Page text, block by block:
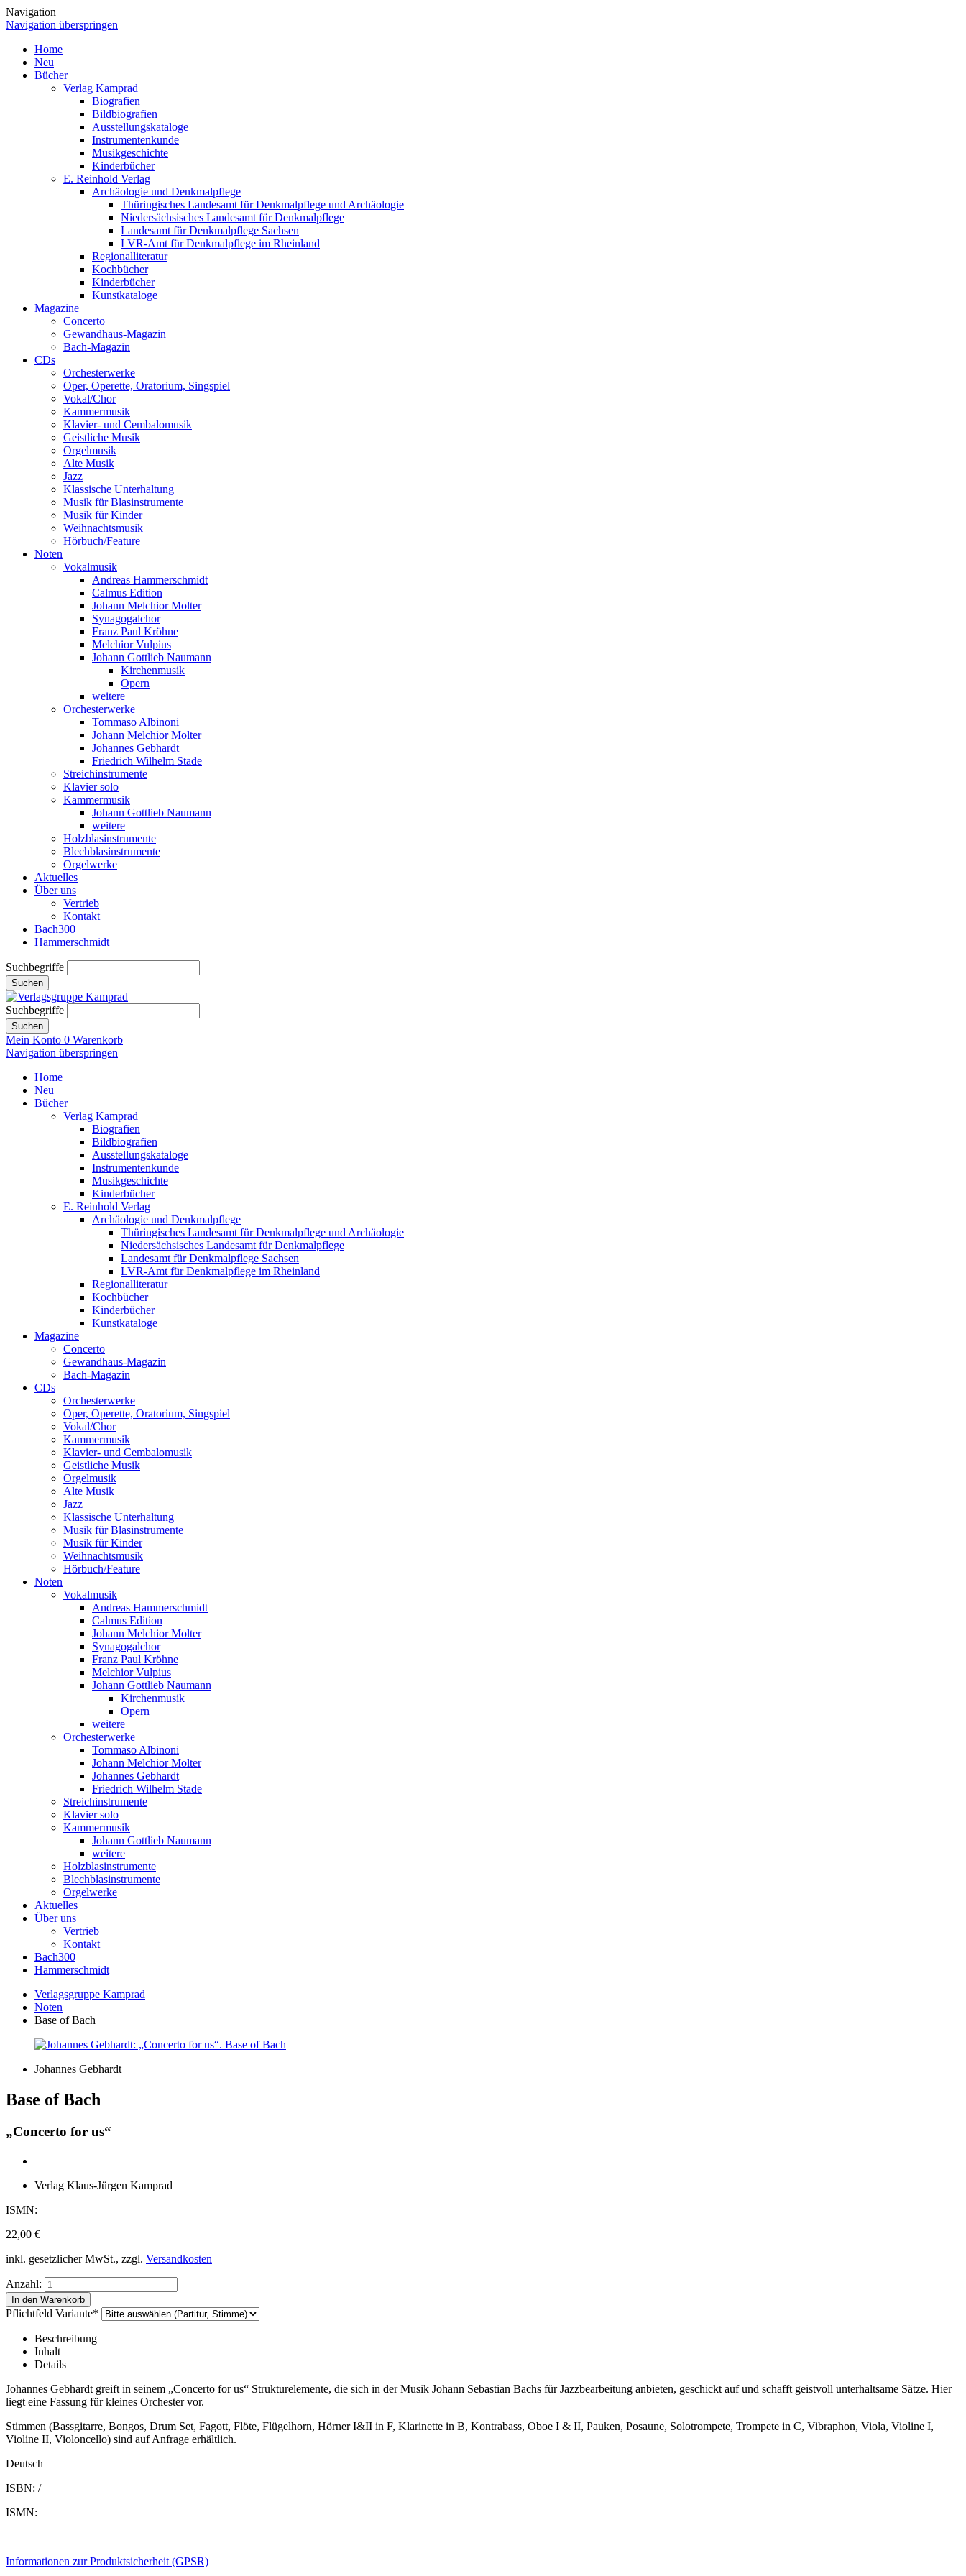
Navigation
Navigation überspringen
Home
Neu
Bücher
Verlag Kamprad
Biografien
Bildbiografien
Ausstellungskataloge
Instrumentenkunde
Musikgeschichte
Kinderbücher
E. Reinhold Verlag
Archäologie und Denkmalpflege
Thüringisches Landesamt für Denkmalpflege und Archäologie
Niedersächsisches Landesamt für Denkmalpflege
Landesamt für Denkmalpflege Sachsen
LVR-Amt für Denkmalpflege im Rheinland
Regionalliteratur
Kochbücher
Kinderbücher
Kunstkataloge
Magazine
Concerto
Gewandhaus-Magazin
Bach-Magazin
CDs
Orchesterwerke
Oper, Operette, Oratorium, Singspiel
Vokal/Chor
Kammermusik
Klavier- und Cembalomusik
Geistliche Musik
Orgelmusik
Alte Musik
Jazz
Klassische Unterhaltung
Musik für Blasinstrumente
Musik für Kinder
Weihnachtsmusik
Hörbuch/Feature
Noten
Vokalmusik
Andreas Hammerschmidt
Calmus Edition
Johann Melchior Molter
Synagogalchor
Franz Paul Kröhne
Melchior Vulpius
Johann Gottlieb Naumann
Kirchenmusik
Opern
weitere
Orchesterwerke
Tommaso Albinoni
Johann Melchior Molter
Johannes Gebhardt
Friedrich Wilhelm Stade
Streichinstrumente
Klavier solo
Kammermusik
Johann Gottlieb Naumann
weitere
Holzblasinstrumente
Blechblasinstrumente
Orgelwerke
Aktuelles
Über uns
Vertrieb
Kontakt
Bach300
Hammerschmidt
Suchbegriffe
Suchen
Suchbegriffe
Suchen
Mein Konto 0 Warenkorb
Navigation überspringen
Home
Neu
Bücher
Verlag Kamprad
Biografien
Bildbiografien
Ausstellungskataloge
Instrumentenkunde
Musikgeschichte
Kinderbücher
E. Reinhold Verlag
Archäologie und Denkmalpflege
Thüringisches Landesamt für Denkmalpflege und Archäologie
Niedersächsisches Landesamt für Denkmalpflege
Landesamt für Denkmalpflege Sachsen
LVR-Amt für Denkmalpflege im Rheinland
Regionalliteratur
Kochbücher
Kinderbücher
Kunstkataloge
Magazine
Concerto
Gewandhaus-Magazin
Bach-Magazin
CDs
Orchesterwerke
Oper, Operette, Oratorium, Singspiel
Vokal/Chor
Kammermusik
Klavier- und Cembalomusik
Geistliche Musik
Orgelmusik
Alte Musik
Jazz
Klassische Unterhaltung
Musik für Blasinstrumente
Musik für Kinder
Weihnachtsmusik
Hörbuch/Feature
Noten
Vokalmusik
Andreas Hammerschmidt
Calmus Edition
Johann Melchior Molter
Synagogalchor
Franz Paul Kröhne
Melchior Vulpius
Johann Gottlieb Naumann
Kirchenmusik
Opern
weitere
Orchesterwerke
Tommaso Albinoni
Johann Melchior Molter
Johannes Gebhardt
Friedrich Wilhelm Stade
Streichinstrumente
Klavier solo
Kammermusik
Johann Gottlieb Naumann
weitere
Holzblasinstrumente
Blechblasinstrumente
Orgelwerke
Aktuelles
Über uns
Vertrieb
Kontakt
Bach300
Hammerschmidt
Verlagsgruppe Kamprad
Noten
Base of Bach
Johannes Gebhardt
Base of Bach
„Concerto for us“
Verlag Klaus-Jürgen Kamprad
ISMN:
22,00 €
inkl. gesetzlicher MwSt., zzgl. Versandkosten
Anzahl:
Pflichtfeld Variante*
Beschreibung
Inhalt
Details
Johannes Gebhardt greift in seinem „Concerto for us“ Strukturelemente, die sich in der Musik Johann Sebastian Bachs für Jazzbearbeitung anbieten, geschickt auf und schafft geistvoll unterhaltsame Sätze. Hier
liegt eine Fassung für kleines Orchester vor.
Stimmen (Bassgitarre, Bongos, Drum Set, Fagott, Flöte, Flügelhorn, Hörner I&II in F, Klarinette in B, Kontrabass, Oboe I & II, Pauken, Posaune, Solotrompete, Trompete in C, Vibraphon, Viola, Violine I,
Violine II, Violoncello) sind auf Anfrage erhältlich.
Deutsch
ISBN: /
ISMN:
Informationen zur Produktsicherheit (GPSR)